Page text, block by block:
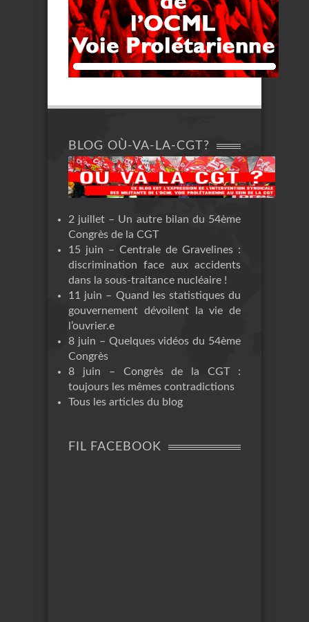
BLOG OÙ-VA-LA-CGT?
2 juillet – Un autre bilan du 54ème
Congrès de la CGT
15 juin – Centrale de Gravelines :
discrimination face aux accidents
dans la sous-traitance nucléaire !
11 juin – Quand les statistiques du
gouvernement dévoilent la vie de
l’ouvrier.e
8 juin – Quelques vidéos du 54ème
Congrès
8 juin – Congrès de la CGT :
toujours les mêmes contradictions
Tous les articles du blog
FIL FACEBOOK